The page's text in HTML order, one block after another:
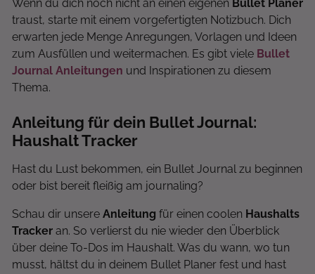
Wenn du dich noch nicht an einen eigenen Bullet Planer
traust, starte mit einem vorgefertigten Notizbuch. Dich
erwarten jede Menge Anregungen, Vorlagen und Ideen
zum Ausfüllen und weitermachen. Es gibt viele Bullet
Journal Anleitungen und Inspirationen zu diesem
Thema.
Anleitung für dein Bullet Journal:
Haushalt Tracker
Hast du Lust bekommen, ein Bullet Journal zu beginnen
oder bist bereit fleißig am journaling?
Schau dir unsere Anleitung für einen coolen Haushalts
Tracker an. So verlierst du nie wieder den Überblick
über deine To-Dos im Haushalt. Was du wann, wo tun
musst, hältst du in deinem Bullet Planer fest und hast